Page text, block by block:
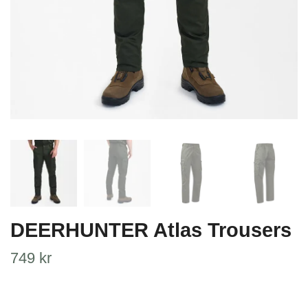
DEERHUNTER Atlas Trousers
749 kr